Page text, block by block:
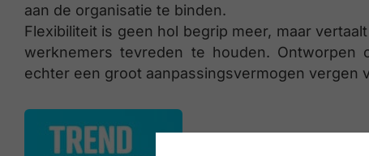
aan de organisatie te binden.
Flexibiliteit is geen hol begrip meer, maar
werknemers tevreden te houden.
echter een groot aanpassingsvermogen vergen